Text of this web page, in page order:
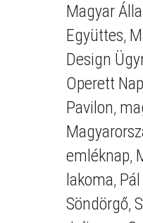
Magyar
Együttes,
Design
Operett
Pavilon,
emléknap,
lakoma,
Söndörgő,